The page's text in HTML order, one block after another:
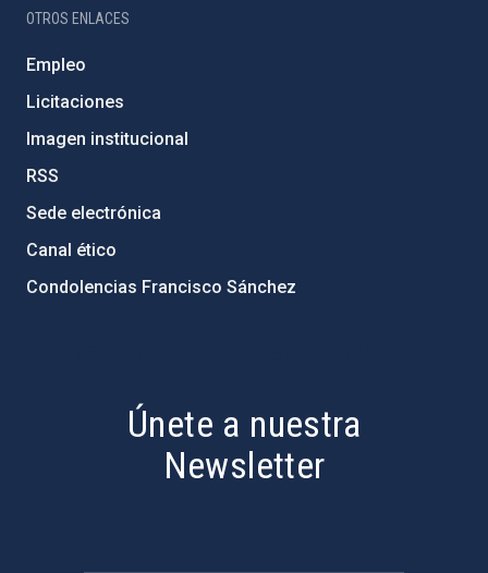
OTROS ENLACES
Empleo
Licitaciones
Imagen institucional
RSS
Sede electrónica
Canal ético
Condolencias Francisco Sánchez
Únete a nuestra
Newsletter